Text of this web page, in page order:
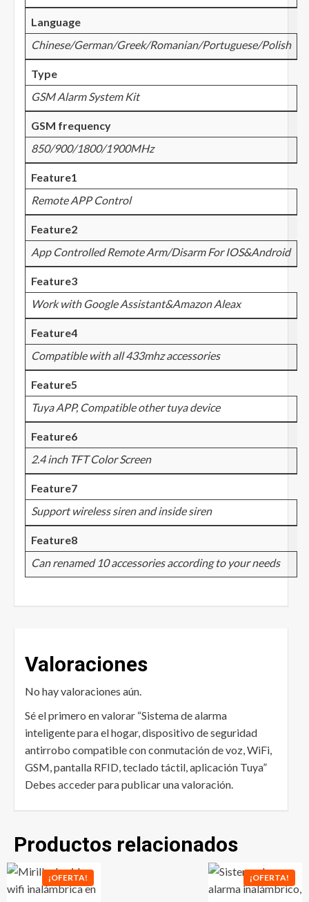
Language
Chinese/German/Greek/Romanian/Portuguese/Polish
Type
GSM Alarm System Kit
GSM frequency
850/900/1800/1900MHz
Feature1
Remote APP Control
Feature2
App Controlled Remote Arm/Disarm For IOS&Android
Feature3
Work with Google Assistant&Amazon Aleax
Feature4
Compatible with all 433mhz accessories
Feature5
Tuya APP, Compatible other tuya device
Feature6
2.4 inch TFT Color Screen
Feature7
Support wireless siren and inside siren
Feature8
Can renamed 10 accessories according to your needs
Valoraciones
No hay valoraciones aún.
Sé el primero en valorar “Sistema de alarma
inteligente para el hogar, dispositivo de seguridad
antirrobo compatible con conmutación de voz, WiFi,
GSM, pantalla RFID, teclado táctil, aplicación Tuya”
Debes accederpara publicar una valoración.
Productos relacionados
¡OFERTA! ¡OFERTA!